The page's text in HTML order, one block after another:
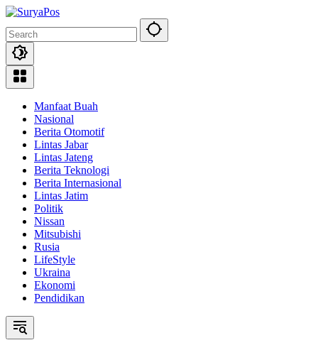
Skip
content
Manfaat Buah
Nasional
Berita Otomotif
Lintas Jabar
Lintas Jateng
Berita Teknologi
Berita Internasional
Lintas Jatim
Politik
Nissan
Mitsubishi
Rusia
LifeStyle
Ukraina
Ekonomi
Pendidikan